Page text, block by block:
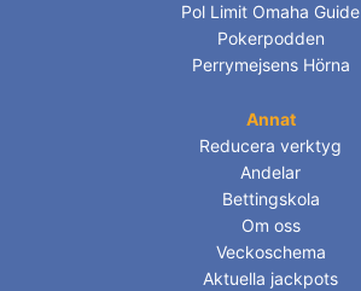
Pol Limit Omaha Guide
Pokerpodden
Perrymejsens Hörna
Annat
Reducera verktyg
Andelar
Bettingskola
Om oss
Veckoschema
Aktuella jackpots